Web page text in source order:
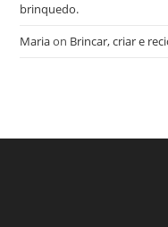
brinquedo.
Mariaon Brincar, criar e